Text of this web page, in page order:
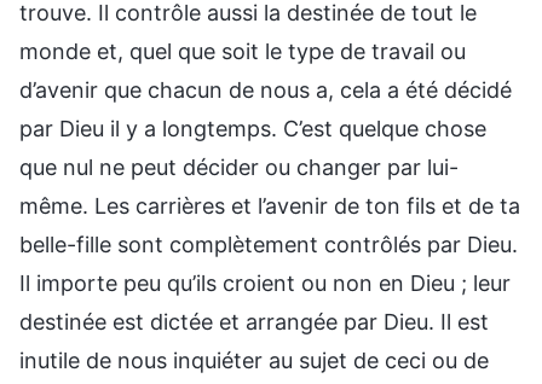
trouve. Il contrôle aussi la destinée de tout le
monde et, quel que soit le type de travail ou
d’avenir que chacun de nous a, cela a été décidé
par Dieu il y a longtemps. C’est quelque chose
que nul ne peut décider ou changer par lui-
même. Les carrières et l’avenir de ton fils et de ta
belle-fille sont complètement contrôlés par Dieu.
Il importe peu qu’ils croient ou non en Dieu ; leur
destinée est dictée et arrangée par Dieu. Il est
inutile de nous inquiéter au sujet de ceci ou de